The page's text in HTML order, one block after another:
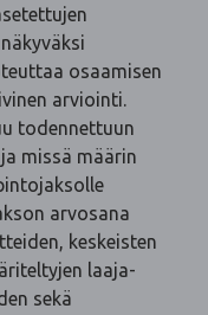
osaamisen
arviointi.
todennettuun
missä määrin
arvosana
keskeisten
laaja-
sekä